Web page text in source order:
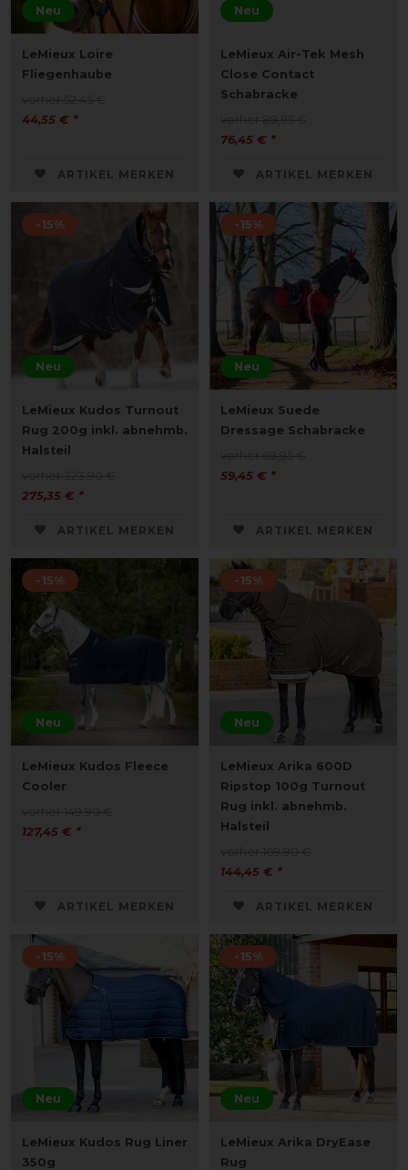
Neu
LeMieux Loire
Fliegenhaube
44,55 € *
ARTIKEL MERKEN
Neu
LeMieux Air-Tek Mesh
Close Contact
Schabracke
76,45 € *
ARTIKEL MERKEN
Neu
-15%
LeMieux Kudos Turnout
Rug 200g inkl. abnehmb.
Halsteil
275,35 € *
ARTIKEL MERKEN
Neu
-15%
LeMieux Suede
Dressage Schabracke
59,45 € *
ARTIKEL MERKEN
Neu
-15%
LeMieux Kudos Fleece
Cooler
127,45 € *
ARTIKEL MERKEN
Neu
-15%
LeMieux Arika 600D
Ripstop 100g Turnout
Rug inkl. abnehmb.
Halsteil
144,45 € *
ARTIKEL MERKEN
Neu
-15%
LeMieux Kudos Rug Liner
350g
Neu
-15%
LeMieux Arika DryEase
Rug